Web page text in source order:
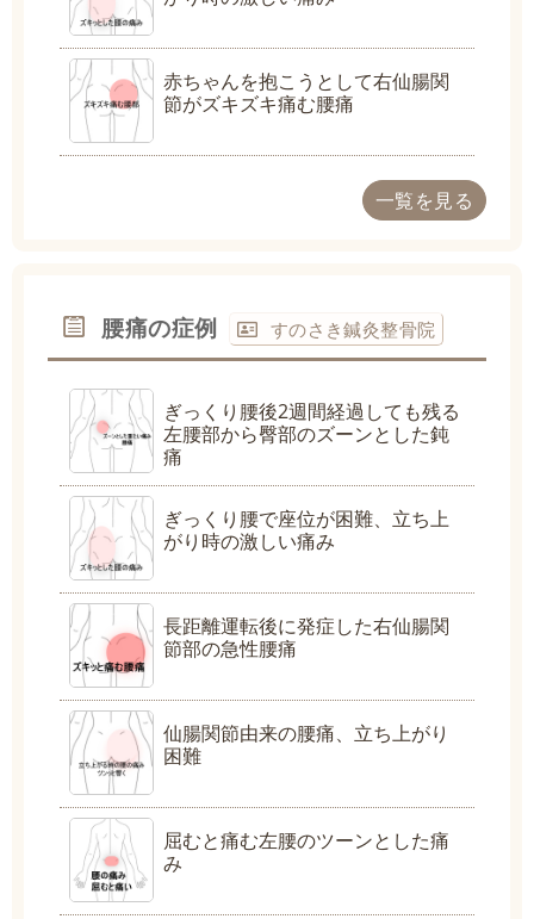
赤ちゃんを抱こうとして右仙腸関
節がズキズキ痛む腰痛
一覧を見る
腰痛の症例 すのさき鍼灸整骨院
ぎっくり腰後2週間経過しても残る
左腰部から臀部のズーンとした鈍
痛
ぎっくり腰で座位が困難、立ち上
がり時の激しい痛み
長距離運転後に発症した右仙腸関
節部の急性腰痛
仙腸関節由来の腰痛、立ち上がり
困難
屈むと痛む左腰のツーンとした痛
み